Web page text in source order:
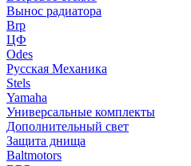
Вынос радиатора
Brp
ЦФ
Odes
Русская Механика
Stels
Yamaha
Универсальные комплекты
Дополнительный свет
Защита днища
Baltmotors